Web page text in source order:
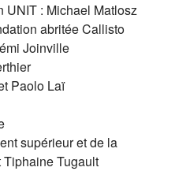
UNIT : Michael Matlosz
abritée Callisto
Joinville
Paolo Laï
supérieur et de la
Tiphaine Tugault